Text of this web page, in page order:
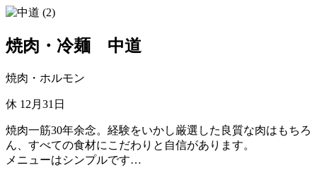
焼肉・冷麺 中道
焼肉・ホルモン
休 12月31日
焼肉一筋30年余念。経験をいかし厳選した良質な肉はもちろ
ん、すべての食材にこだわりと自信があります。
メニューはシンプルです…